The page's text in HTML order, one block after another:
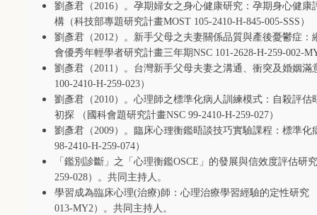
劉彥君（2016）。孕期婦女之身心健康研究：孕期身心健
構（科技部專題研究計畫MOST 105-2410-H-845-005-SSS ）
劉彥君（2012）。新手父母之夫妻關係品質與產後憂鬱症
會優秀年輕學者研究計畫三年期NSC 101-2628-H-259-002-
劉彥君（2011 ）。台灣新手父母夫妻之溝通、衝突及婚姻
100-2410-H-259-023）
劉彥君（2010）。心理師之標準化病人訓練模式：自殺評
初探 （國科會題研究計畫NSC 99-2410-H-259-027）
劉彥君（2009）。臨床心理衡鑑晤談技巧實驗課程：標準
98-2410-H-259-074）
「鑑別診斷」之「心理衡鑑OSCE 」的發展與信效度評估研
259-028）。共同主持人。
學習成為臨床心理(治療)師：心理治療學習經驗的定性研究
013-MY2）。共同主持人。